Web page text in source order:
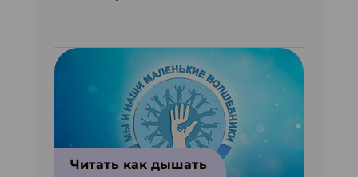
Читать как дышать